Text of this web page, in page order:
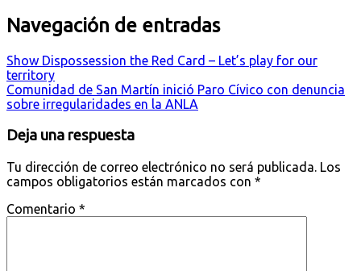
Navegación de entradas
Show Dispossession the Red Card – Let’s play for our
territory
Comunidad de San Martín inició Paro Cívico con denuncia
sobre irregularidades en la ANLA
Deja una respuesta
Tu dirección de correo electrónico no será publicada. Los
campos obligatorios están marcados con *
Comentario *